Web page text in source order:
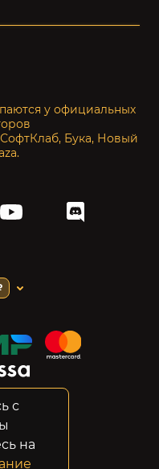
у официальных
Бука, Новый
с
на